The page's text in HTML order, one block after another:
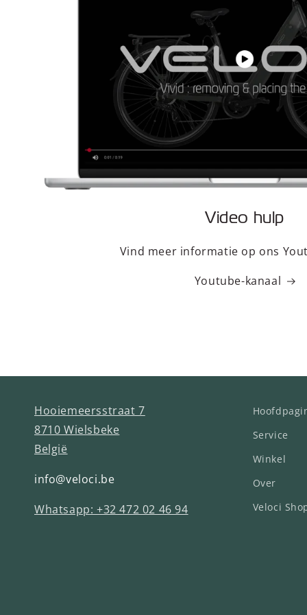
Video hulp
Vind meer informatie op ons
Youtube-kanaal
Hooiemeersstraat 7
8710 Wielsbeke
België
info@veloci.be
Whatsapp: +32 472 02 46 94
Service
Winkel
Over
Veloci